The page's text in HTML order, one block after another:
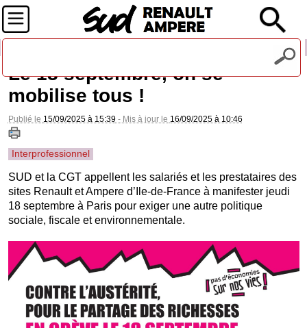
Le 18 septembre, on se
mobilise tous !
Publié le 15/09/2025 à 15:39- Mis à jour le 16/09/2025 à 10:46
Interprofessionnel
SUD et la CGT appellent les salariés et les prestataires des
sites Renault et Ampere d’Ile-de-France à manifester jeudi
18 septembre à Paris pour exiger une autre politique
sociale, fiscale et environnementale.